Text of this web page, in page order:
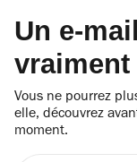
Un e-
vraiment
Vous ne pourrez
elle, découvrez
moment.